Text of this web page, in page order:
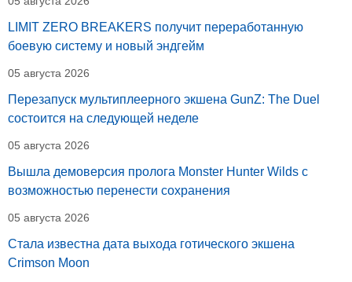
LIMIT ZERO BREAKERS получит переработанную
боевую систему и новый эндгейм
05 августа 2026
Перезапуск мультиплеерного экшена GunZ: The Duel
состоится на следующей неделе
05 августа 2026
Вышла демоверсия пролога Monster Hunter Wilds с
возможностью перенести сохранения
05 августа 2026
Стала известна дата выхода готического экшена
Crimson Moon